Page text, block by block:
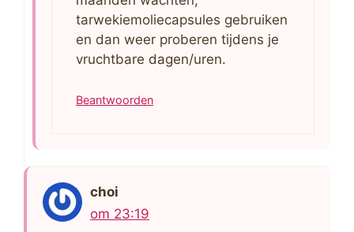
tarwekiemoliecapsules gebruiken
en dan weer proberen tijdens je
vruchtbare dagen/uren.
Beantwoorden
choi
om 23:19